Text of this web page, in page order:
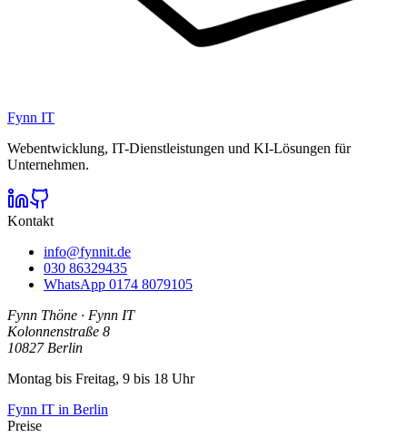
Fynn IT
Webentwicklung, IT-Dienstleistungen und KI-Lösungen für
Unternehmen.
Kontakt
info@fynnit.de
030 86329435
WhatsApp 0174 8079105
Fynn Thöne · Fynn IT
Kolonnenstraße 8
10827 Berlin
Montag bis Freitag, 9 bis 18 Uhr
Fynn IT in Berlin
Preise